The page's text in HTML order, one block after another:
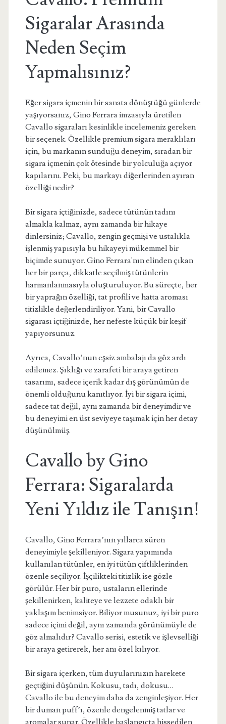
Sigaralar Arasında
Neden Seçim
Yapmalısınız?
Eğer sigara içmenin bir sanata dönüştüğü günlerde
yaşıyorsanız, Gino Ferrara imzasıyla üretilen
Cavallo sigaraları kesinlikle incelemeniz gereken
bir seçenek. Özellikle premium sigara meraklıları
için, bu markanın sunduğu deneyim, sıradan bir
sigara içmenin çok ötesinde bir yolculuğa açıyor
kapılarını. Peki, bu markayı diğerlerinden ayıran
özelliği nedir?
Bir sigara içtiğinizde, sadece tütünün tadını
almakla kalmaz, aynı zamanda bir hikaye
dinlersiniz; Cavallo, zengin geçmişi ve ustalıkla
işlenmiş yapısıyla bu hikayeyi mükemmel bir
biçimde sunuyor. Gino Ferrara'nın elinden çıkan
her bir parça, dikkatle seçilmiş tütünlerin
harmanlanmasıyla oluşturuluyor. Bu süreçte, her
bir yaprağın özelliği, tat profili ve hatta aroması
titizlikle değerlendiriliyor. Yani, bir Cavallo
sigarası içtiğinizde, her nefeste küçük bir keşif
yapıyorsunuz.
Ayrıca, Cavallo’nun eşsiz ambalajı da göz ardı
edilemez. Şıklığı ve zarafeti bir araya getiren
tasarımı, sadece içerik kadar dış görünümün de
önemli olduğunu kanıtlıyor. İyi bir sigara içimi,
sadece tat değil, aynı zamanda bir deneyimdir ve
bu deneyimi en üst seviyeye taşımak için her detay
düşünülmüş.
Cavallo by Gino
Ferrara: Sigaralarda
Yeni Yıldız ile Tanışın!
Cavallo, Gino Ferrara’nın yıllarca süren
deneyimiyle şekilleniyor. Sigara yapımında
kullanılan tütünler, en iyi tütün çiftliklerinden
özenle seçiliyor. İşçilikteki titizlik ise gözle
görülür. Her bir puro, ustaların ellerinde
şekillenirken, kaliteye ve lezzete odaklı bir
yaklaşım benimsiyor. Biliyor musunuz, iyi bir puro
sadece içimi değil, aynı zamanda görünümüyle de
göz almalıdır? Cavallo serisi, estetik ve işlevselliği
bir araya getirerek, her anı özel kılıyor.
Bir sigara içerken, tüm duyularınızın harekete
geçtiğini düşünün. Kokusu, tadı, dokusu…
Cavallo ile bu deneyim daha da zenginleşiyor. Her
bir duman puff’ı, özenle dengelenmiş tatlar ve
aromalar sunar. Özellikle başlangıçta hissedilen